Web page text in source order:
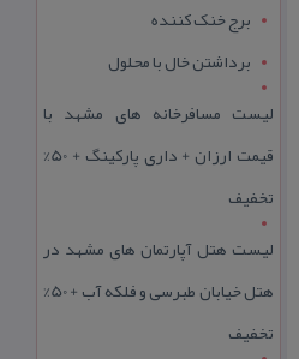
برج خنک کننده
برداشتن خال با محلول
لیست مسافرخانه های مشهد با
قیمت ارزان + داری پارکینگ + 50%
تخفیف
لیست هتل آپارتمان های مشهد در
هتل خیابان طبرسی و فلکه آب + 50%
تخفیف